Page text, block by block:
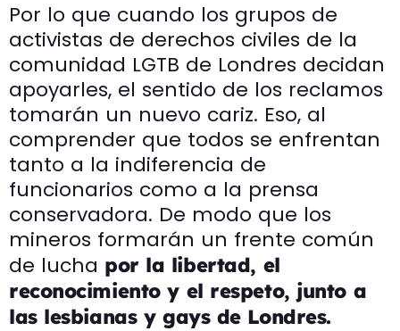
Por lo que cuando los grupos de
activistas de derechos civiles de la
comunidad LGTB de Londres decidan
apoyarles, el sentido de los reclamos
tomarán un nuevo cariz. Eso, al
comprender que todos se enfrentan
tanto a la indiferencia de
funcionarios como a la prensa
conservadora. De modo que los
mineros formarán un frente común
de lucha por la libertad, el
reconocimiento y el respeto, junto a
las lesbianas y gays de Londres.